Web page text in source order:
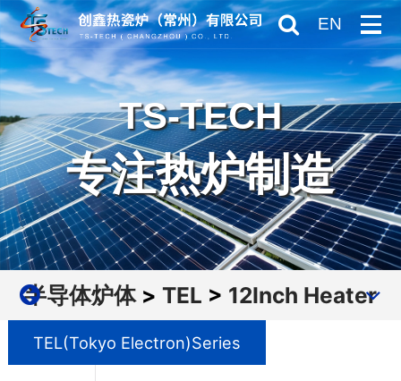
EN
TS-TECH
专注热炉制造
半导体炉体> TEL > 12Inch Heater
TEL(Tokyo Electron)Series